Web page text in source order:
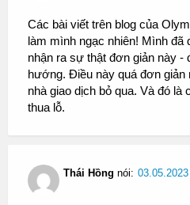
Các bài viết trên blog của
làm mình ngạc nhiên! Mình đã
nhận ra sự thật đơn giản này
hướng. Điều này quá đơn giản
nhà giao dịch bỏ qua. Và đó là
thua lỗ.
Thái Hồng nói: